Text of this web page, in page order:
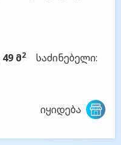
49 მ2
საძინებელი:
იყიდება